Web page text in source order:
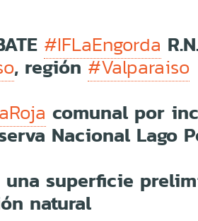
#IFLaEngorda
, región#Valparaiso
comunal por
Nacional Lago
superficie
natural